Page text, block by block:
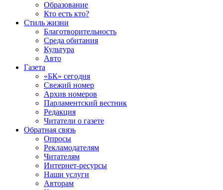
Образование
Кто есть кто?
Стиль жизни
Благотворительность
Среда обитания
Культура
Авто
Газета
«БК» сегодня
Свежий номер
Архив номеров
Парламентский вестник
Редакция
Читатели о газете
Обратная связь
Опросы
Рекламодателям
Читателям
Интернет-ресурсы
Наши услуги
Авторам